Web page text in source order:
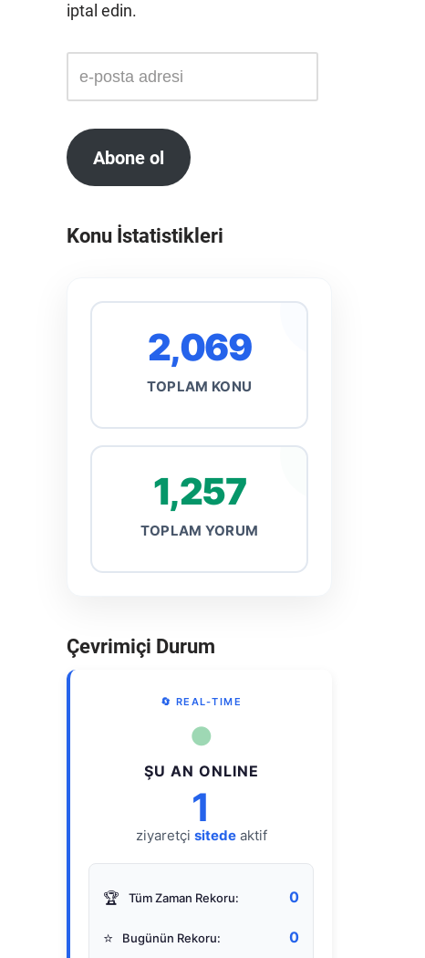
iptal edin.
Abone ol
Konu İstatistikleri
2,069
TOPLAM KONU
1,257
TOPLAM YORUM
Çevrimiçi Durum
🔄 REAL-TIME
●
ŞU AN ONLINE
1
ziyaretçi sitedeaktif
🏆 Tüm Zaman Rekoru: 0
⭐ Bugünün Rekoru: 0